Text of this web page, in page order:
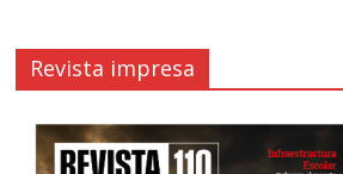
Revista impresa